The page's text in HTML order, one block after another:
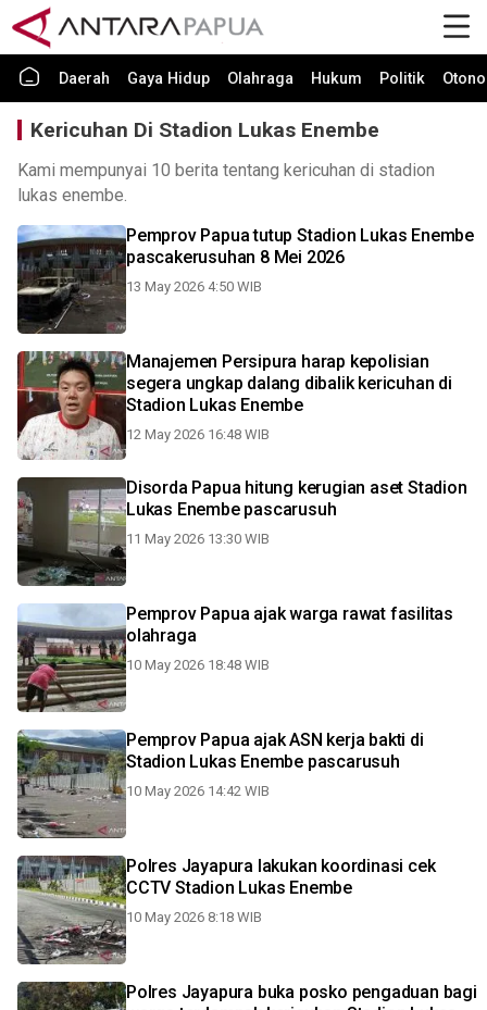
Daerah Gaya Hidup Olahraga Hukum Politik
Kericuhan Di Stadion Lukas Enembe
Kami mempunyai 10 berita tentang kericuhan di stadion
lukas enembe.
Pemprov Papua tutup Stadion Lukas Enembe
pascakerusuhan 8 Mei 2026
13 May 2026 4:50 WIB
Manajemen Persipura harap kepolisian
segera ungkap dalang dibalik kericuhan di
Stadion Lukas Enembe
12 May 2026 16:48 WIB
Disorda Papua hitung kerugian aset Stadion
Lukas Enembe pascarusuh
11 May 2026 13:30 WIB
Pemprov Papua ajak warga rawat fasilitas
olahraga
10 May 2026 18:48 WIB
Pemprov Papua ajak ASN kerja bakti di
Stadion Lukas Enembe pascarusuh
10 May 2026 14:42 WIB
Polres Jayapura lakukan koordinasi cek
CCTV Stadion Lukas Enembe
10 May 2026 8:18 WIB
Polres Jayapura buka posko pengaduan bagi